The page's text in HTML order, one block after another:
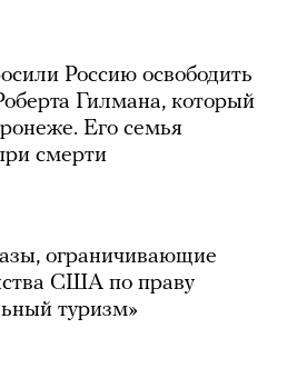
Россию освободить
Гилмана, который
Его семья
смерти
ограничивающие
США по праву
туризм»